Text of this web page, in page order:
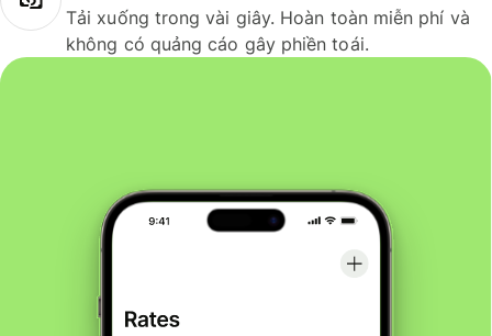
Tải xuống trong vài giây. Hoàn toàn miễn phí và
không có quảng cáo gây phiền toái.